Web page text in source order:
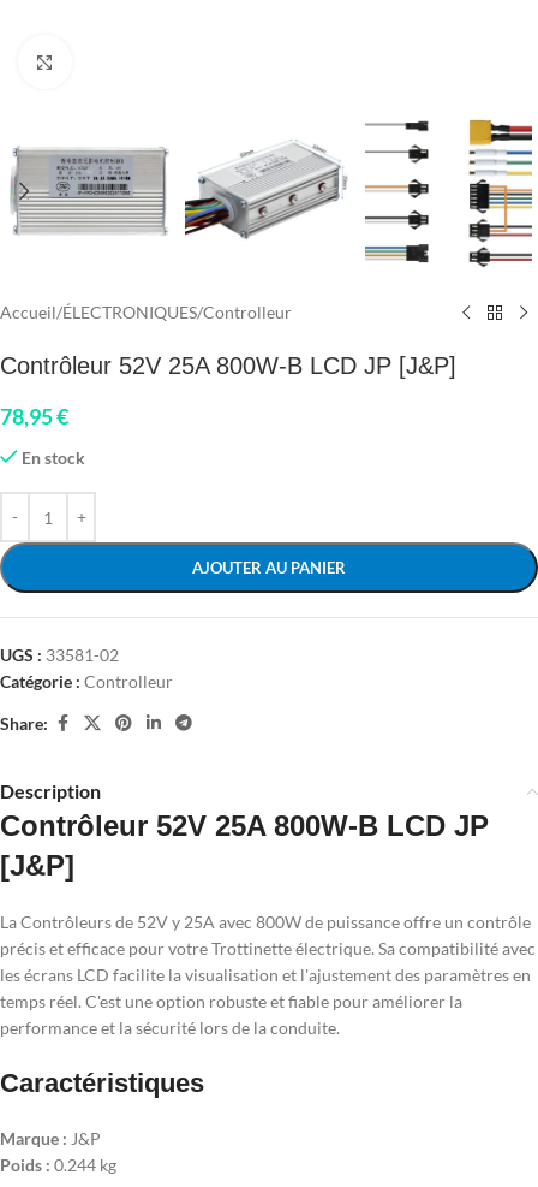
Accueil/ÉLECTRONIQUES/Controlleur
Contrôleur 52V 25A 800W-B LCD JP [J&P]
78,95€
En stock
AJOUTER AU PANIER
UGS : 33581-02
Catégorie : Controlleur
Share:
Description
Contrôleur 52V 25A 800W-B LCD JP
[J&P]
La Contrôleurs de 52V y 25A avec 800W de puissance offre un contrôle
précis et efficace pour votre Trottinette électrique. Sa compatibilité avec
les écrans LCD facilite la visualisation et l'ajustement des paramètres en
temps réel. C'est une option robuste et fiable pour améliorer la
performance et la sécurité lors de la conduite.
Caractéristiques
Marque : J&P
Poids : 0.244 kg